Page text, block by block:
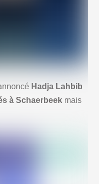
Hadja Lahbib
à Schaerbeek mais